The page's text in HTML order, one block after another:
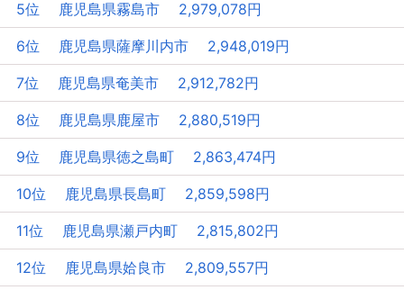
5位 鹿児島県霧島市 2,979,078円
6位 鹿児島県薩摩川内市 2,948,019円
7位 鹿児島県奄美市 2,912,782円
8位 鹿児島県鹿屋市 2,880,519円
9位 鹿児島県徳之島町 2,863,474円
10位 鹿児島県長島町 2,859,598円
11位 鹿児島県瀬戸内町 2,815,802円
12位 鹿児島県姶良市 2,809,557円